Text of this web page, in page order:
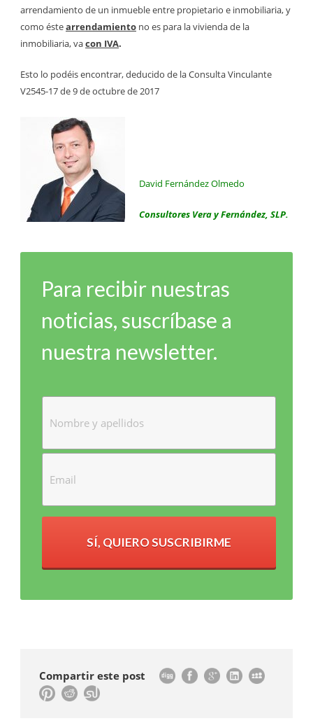
arrendamiento de un inmueble entre propietario e inmobiliaria, y
como éstearrendamiento no es para la vivienda de la
inmobiliaria, vacon IVA.
Esto lo podéis encontrar, deducido de la Consulta Vinculante
V2545-17 de 9 de octubre de 2017
David Fernández Olmedo
Consultores Vera y Fernández, SLP.
Para recibir nuestras
noticias, suscríbase a
nuestra newsletter.
SÍ, QUIERO SUSCRIBIRME
Compartir este post